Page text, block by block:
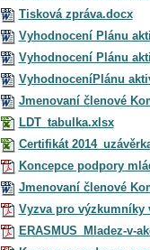
Tisková zpráva.docx
Vyhodnocení Plánu
Vyhodnocení Plánu
VyhodnoceníPlánu
Jmenovaní členové
LDT_tabulka.xlsx
Certifikát
Koncepce podpory
Jmenovaní členové
Vyzva pro výzkumníky
ERASMUS_Mladez-v-